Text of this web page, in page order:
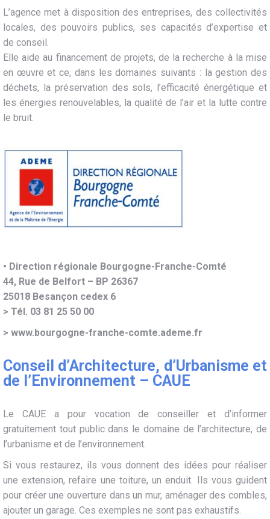
L’agence met à disposition des entreprises, des collectivités
locales, des pouvoirs publics, ses capacités d’expertise et
de conseil.
Elle aide au financement de projets, de la recherche à la mise
en œuvre et ce, dans les domaines suivants : la gestion des
déchets, la préservation des sols, l’efficacité énergétique et
les énergies renouvelables, la qualité de l’air et la lutte contre
le bruit.
• Direction régionale Bourgogne-Franche-Comté
44, Rue de Belfort – BP 26367
25018 Besançon cedex 6
> Tél. 03 81 25 50 00
> www.bourgogne-franche-comte.ademe.fr
Conseil d’Architecture, d’Urbanisme et
de l’Environnement – CAUE
Le CAUE a pour vocation de conseiller et d’informer
gratuitement tout public dans le domaine de l’architecture, de
l’urbanisme et de l’environnement.
Si vous restaurez, ils vous donnent des idées pour réaliser
une extension, refaire une toiture, un enduit. Ils vous guident
pour créer une ouverture dans un mur, aménager des combles,
ajouter un garage. Ces exemples ne sont pas exhaustifs.